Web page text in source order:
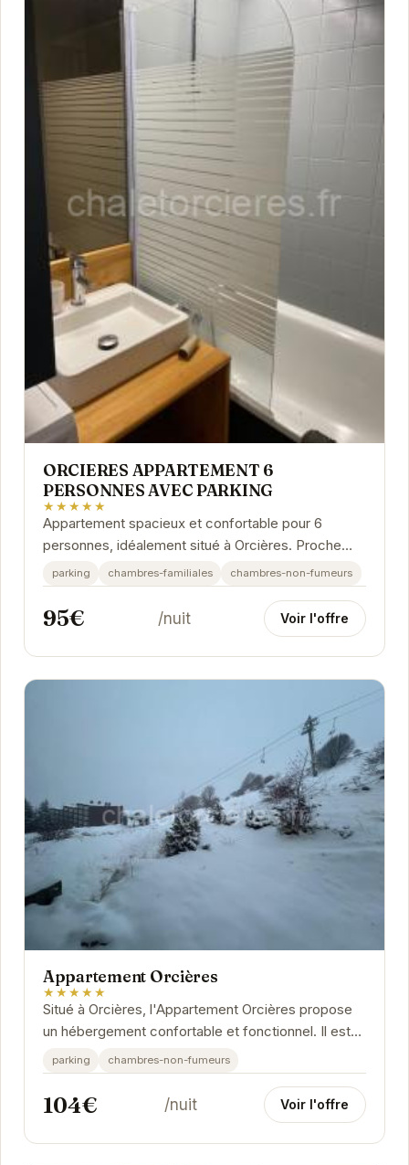
ORCIERES APPARTEMENT 6
PERSONNES AVEC PARKING
★★★★★
Appartement spacieux et confortable pour 6
personnes, idéalement situé à Orcières. Proche
des pistes de ski et des commodités, cet
hébergement...
parking chambres-familiales chambres-non-fumeurs
95€ /nuit Voir l'offre
Appartement Orcières
★★★★★
Situé à Orcières, l'Appartement Orcières propose
un hébergement confortable et fonctionnel. Il est
idéalement placé pour profiter des...
parking chambres-non-fumeurs
104€ /nuit Voir l'offre